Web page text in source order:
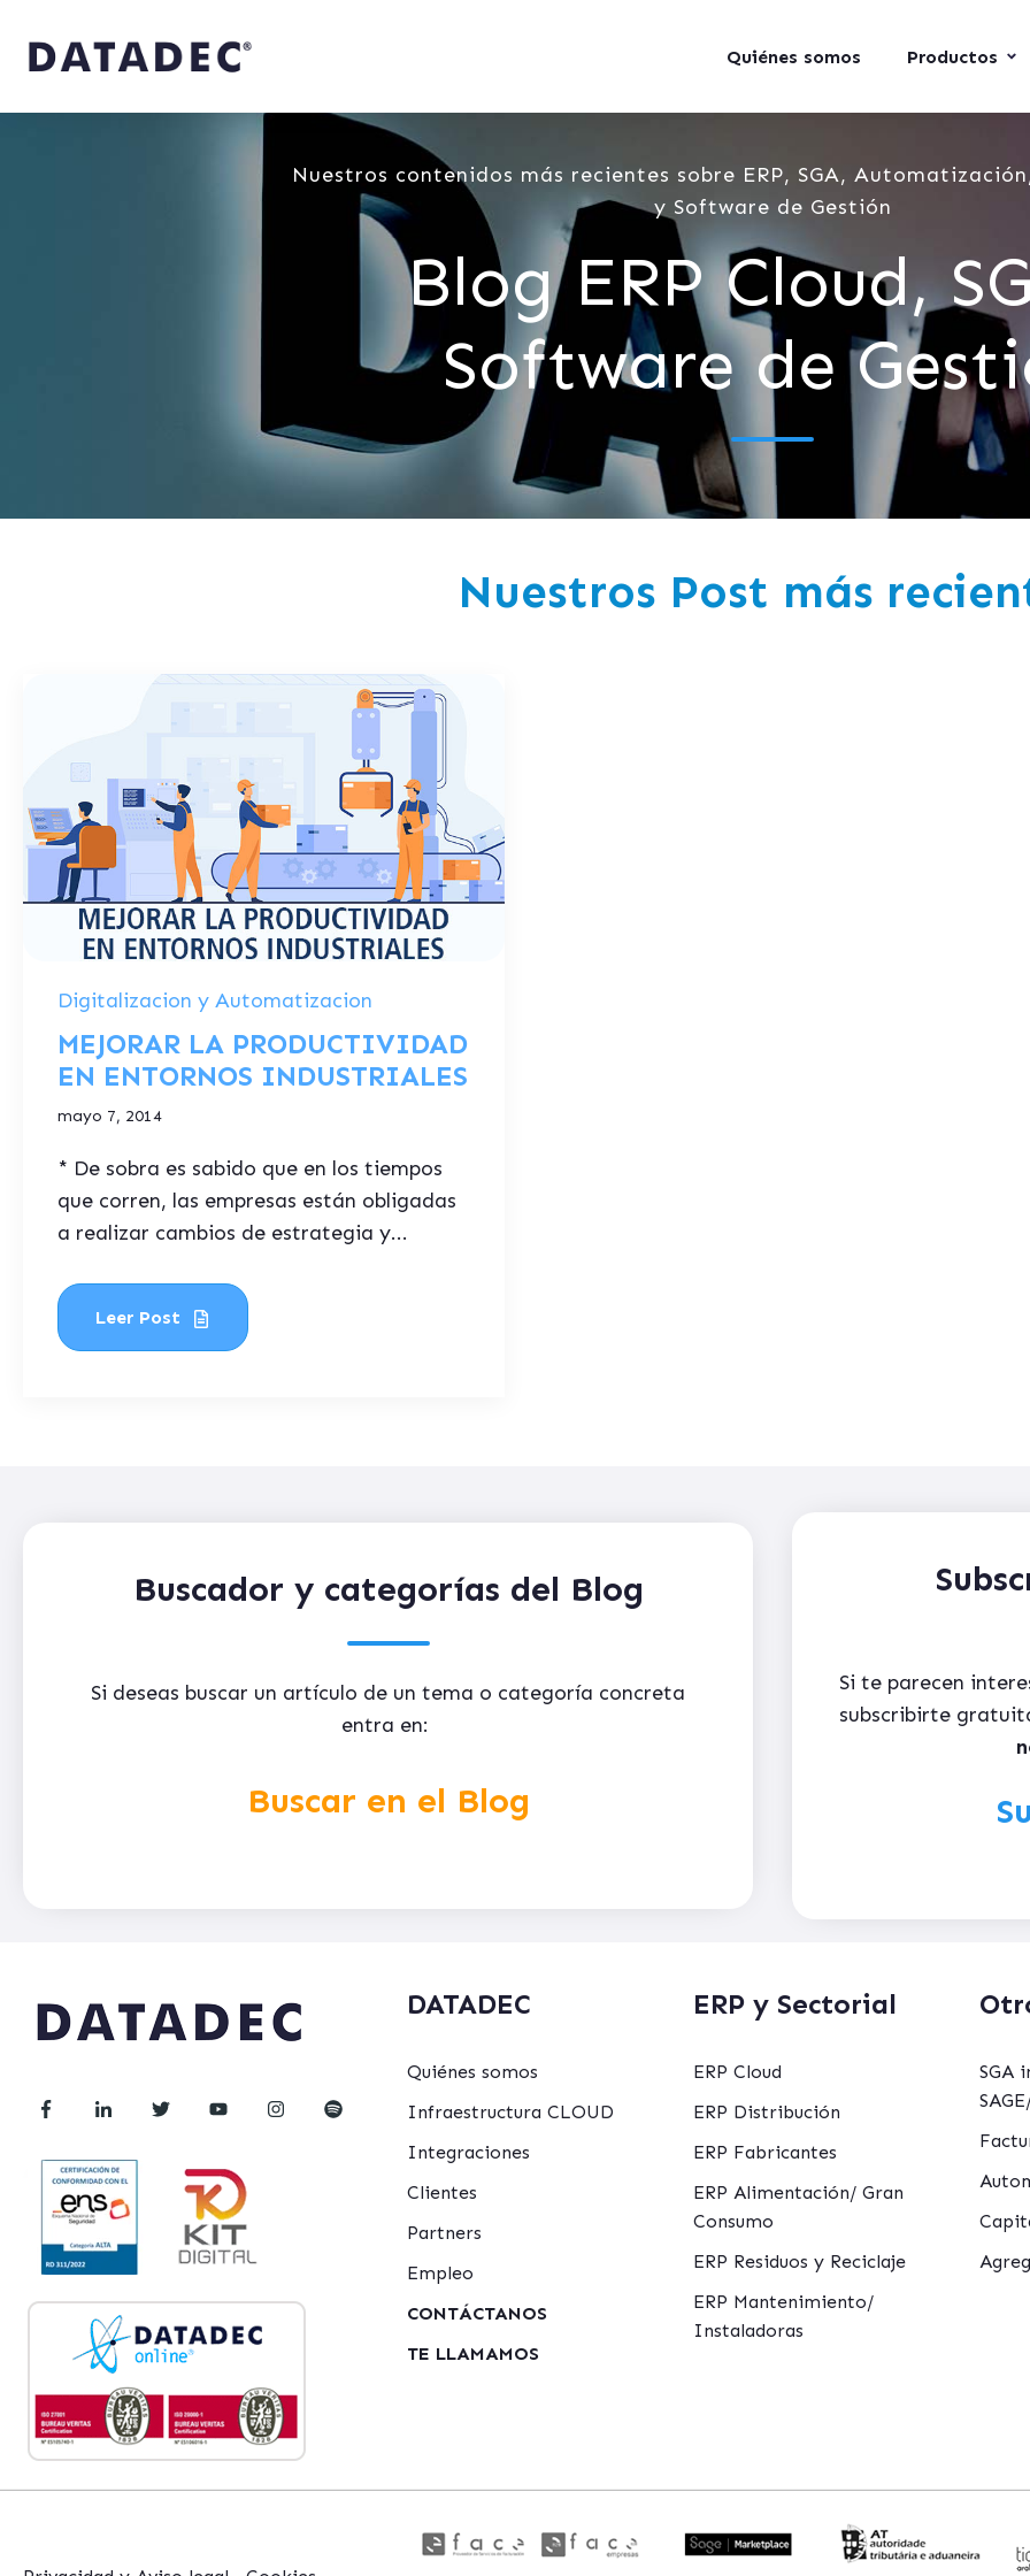
Quiénes somos Productos
Nuestros contenidos más recientes sobre ERP, SGA,
y Software de Gestión
Blog ERP Cloud,
Software de
Nuestros Post más
Digitalizacion y Automatizacion
MEJORAR LA PRODUCTIVIDAD
EN ENTORNOS INDUSTRIALES
mayo 7, 2014
* De sobra es sabido que en los tiempos
que corren, las empresas están obligadas
a realizar cambios de estrategia y...
Leer Post
Buscador y categorías del Blog
Si deseas buscar un artículo de un tema o categoría concreta
entra en:
Buscar en el Blog
Si te parecen
subscribirte
DATADEC
Quiénes somos
Infraestructura CLOUD
Integraciones
Clientes
Partners
Empleo
CONTÁCTANOS
TE LLAMAMOS
ERP y Sectorial
ERP Cloud
ERP Distribución
ERP Fabricantes
ERP Alimentación/ Gran
Consumo
ERP Residuos y Reciclaje
ERP Mantenimiento/
Instaladoras
SGA